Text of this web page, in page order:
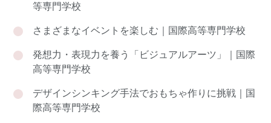
等専門学校
さまざまなイベントを楽しむ｜国際高等専門学校
発想力・表現力を養う「ビジュアルアーツ」｜国際
高等専門学校
デザインシンキング手法でおもちゃ作りに挑戦｜国
際高等専門学校